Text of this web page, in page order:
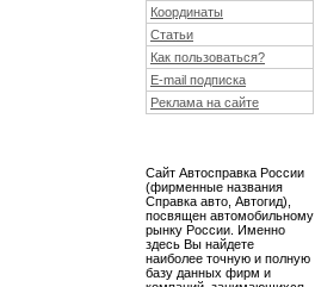
Координаты
Статьи
Как пользоваться?
E-mail подписка
Реклама на сайте
Сайт Автосправка России
(фирменные названия
Справка авто, Автогид),
посвящен автомобильному
рынку России. Именно
здесь Вы найдете
наиболее точную и полную
базу данных фирм и